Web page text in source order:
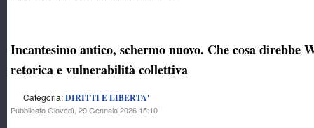
Incantesimo antico, schermo nuovo. Che cosa direbbe
retorica e vulnerabilità collettiva
Categoria:DIRITTI E LIBERTA'
Pubblicato Giovedì, 29 Gennaio 2026 15:10